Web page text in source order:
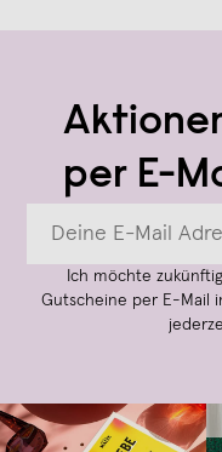
per E-
Ich möchte
Gutscheine per E-Mail